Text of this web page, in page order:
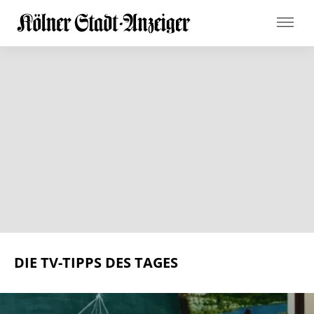
DIE TV-TIPPS DES TAGES